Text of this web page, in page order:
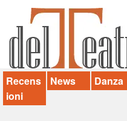
News
Palazzi consiglia
Video
Chi siamo
Recens
ioni
News Danza